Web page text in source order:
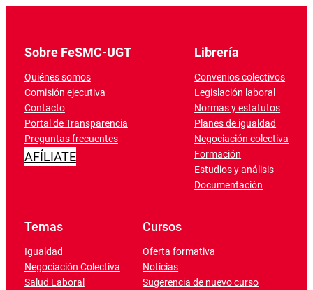
Sobre FeSMC-UGT
Quiénes somos
Comisión ejecutiva
Contacto
Portal de Transparencia
Preguntas frecuentes
AFÍLIATE
Librería
Convenios colectivos
Legislación laboral
Normas y estatutos
Planes de igualdad
Negociación colectiva
Formación
Estudios y análisis
Documentación
Temas
Igualdad
Negociación Colectiva
Salud Laboral
Cursos
Oferta formativa
Noticias
Sugerencia de nuevo curso